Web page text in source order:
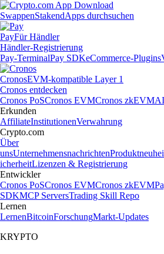
SwappenStakendApps durchsuchen
PayFür Händler
Händler-Registrierung
Pay-TerminalPay SDKeCommerce-Plugins
CronosEVM-kompatible Layer 1
Cronos entdecken
Cronos PoSCronos EVMCronos zkEVM
Erkunden
AffiliateInstitutionenVerwahrung
Crypto.com
Über
unsUnternehmensnachrichten
icherheitLizenzen & Registrierung
Entwickler
Cronos PoSCronos EVMCronos zkEVM
SDKMCP ServersTrading Skill Repo
Lernen
LernenBitcoinForschungMarkt-Updates
KRYPTO